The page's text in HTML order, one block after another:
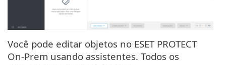
Você pode editar objetos no ESET PROTECT
On-Prem usando assistentes. Todos os